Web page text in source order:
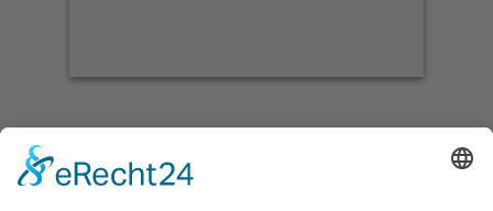
Malaysia Reisebausteine